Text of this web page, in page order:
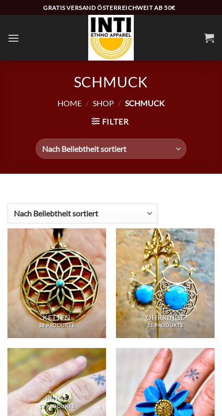
Inhalt
GRATIS VERSAND ÖSTERREICHWEIT AB 50€
SCHMUCK
HOME / SHOP / SCHMUCK
FILTER
KETTEN
38 PRODUKTE
OHRRINGE
21 PRODUKTE
RINGE
13 PRODUKTE